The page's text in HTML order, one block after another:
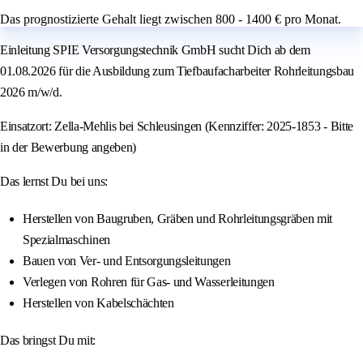
Das prognostizierte Gehalt liegt zwischen 800 - 1400 € pro Monat.
Einleitung SPIE Versorgungstechnik GmbH sucht Dich ab dem
01.08.2026 für die Ausbildung zum Tiefbaufacharbeiter Rohrleitungsbau
2026 m/w/d.
Einsatzort: Zella-Mehlis bei Schleusingen (Kennziffer: 2025-1853 - Bitte
in der Bewerbung angeben)
Das lernst Du bei uns:
Herstellen von Baugruben, Gräben und Rohrleitungsgräben mit
Spezialmaschinen
Bauen von Ver- und Entsorgungsleitungen
Verlegen von Rohren für Gas- und Wasserleitungen
Herstellen von Kabelschächten
Das bringst Du mit: